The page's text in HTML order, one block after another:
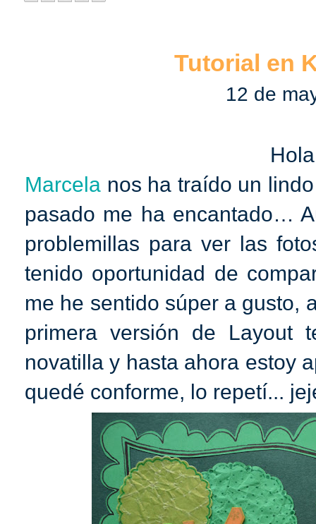
Tutorial en
12 de
Marcela nos ha traído un
pasado me ha encantado…
problemillas para ver las
tenido oportunidad de
me he sentido súper a gusto,
primera versión de Layout
novatilla y hasta ahora estoy
quedé conforme, lo repetí...